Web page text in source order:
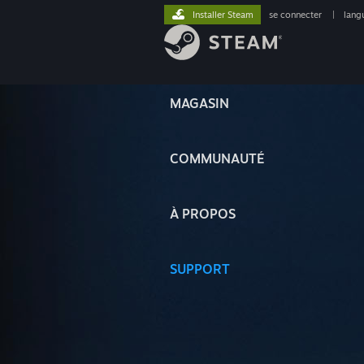
MAGASIN
COMMUNAUTÉ
À PROPOS
SUPPORT
Installer Steam se connecter